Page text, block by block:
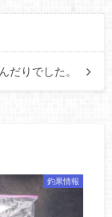
だりでした。
釣果情報